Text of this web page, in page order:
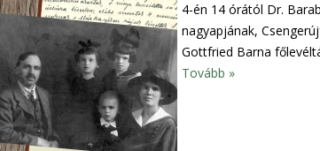
4-én 14 órától Dr.
nagyapjának,
Gottfried Barna
Tovább »